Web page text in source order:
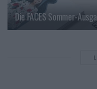
Die FACES Sommer-